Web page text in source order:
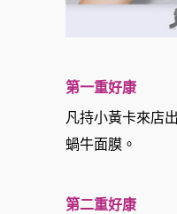
第一重好康
凡持小黃卡來店
蝸牛面膜。
第二重好康